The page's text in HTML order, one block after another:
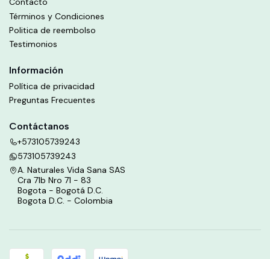
Términos y Condiciones
Politica de reembolso
Testimonios
Información
Política de privacidad
Preguntas Frecuentes
Contáctanos
+573105739243
573105739243
A. Naturales Vida Sana SAS
Cra 71b Nro 71 - 83
Bogota - Bogotá D.C.
Bogota D.C. - Colombia